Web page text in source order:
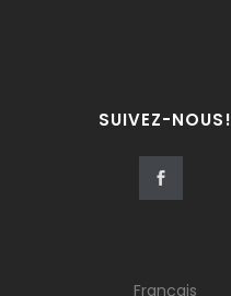
SUIVEZ-NOUS!
Français